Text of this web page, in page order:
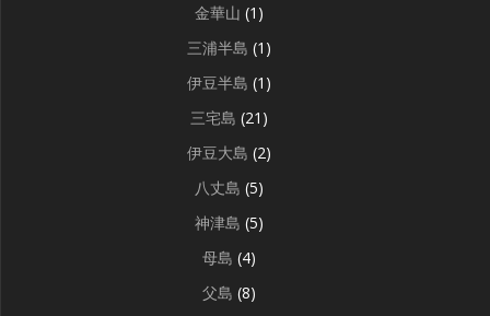
金華山 (1)
三浦半島 (1)
伊豆半島 (1)
三宅島 (21)
伊豆大島 (2)
八丈島 (5)
神津島 (5)
母島 (4)
父島 (8)